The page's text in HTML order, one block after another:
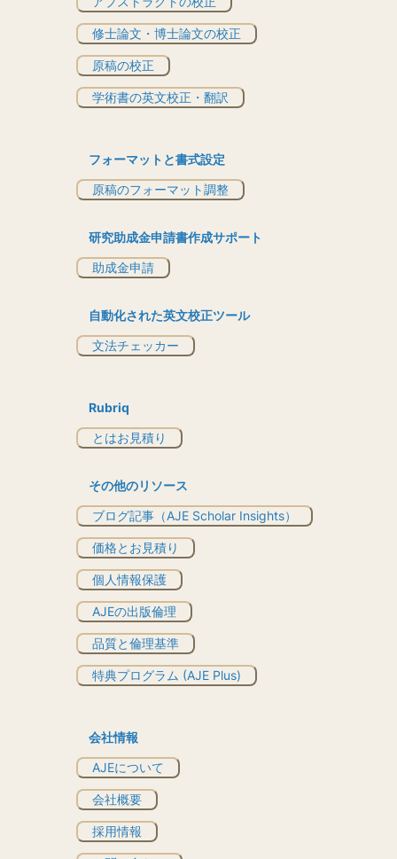
修士論文・博士論文の校正
原稿の校正
学術書の英文校正・翻訳
フォーマットと書式設定
原稿のフォーマット調整
研究助成金申請書作成サポート
助成金申請
自動化された英文校正ツール
文法チェッカー
Rubriq
とはお見積り
その他のリソース
ブログ記事（AJE Scholar Insights）
価格とお見積り
個人情報保護
AJEの出版倫理
品質と倫理基準
特典プログラム (AJE Plus)
会社情報
AJEについて
会社概要
採用情報